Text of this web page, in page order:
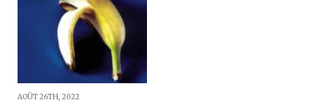
AOÛT 26TH, 2022